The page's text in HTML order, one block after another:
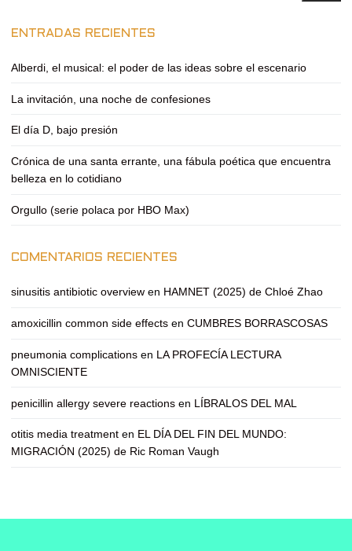
ENTRADAS RECIENTES
Alberdi, el musical: el poder de las ideas sobre el escenario
La invitación, una noche de confesiones
El día D, bajo presión
Crónica de una santa errante, una fábula poética que encuentra
belleza en lo cotidiano
Orgullo (serie polaca por HBO Max)
COMENTARIOS RECIENTES
sinusitis antibiotic overview en HAMNET (2025) de Chloé Zhao
amoxicillin common side effects en CUMBRES BORRASCOSAS
pneumonia complications en LA PROFECÍA LECTURA
OMNISCIENTE
penicillin allergy severe reactions en LÍBRALOS DEL MAL
otitis media treatment en EL DÍA DEL FIN DEL MUNDO:
MIGRACIÓN (2025) de Ric Roman Vaugh